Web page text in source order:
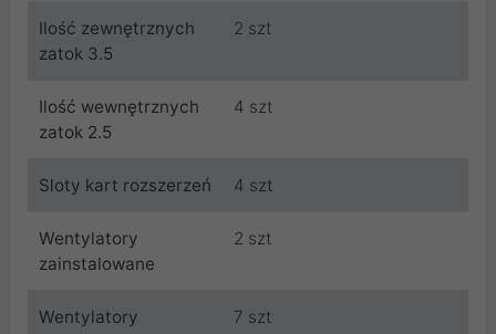
Ilość zewnętrznych
zatok 3.5
2 szt
Ilość wewnętrznych
zatok 2.5
4 szt
Sloty kart rozszerzeń 4 szt
Wentylatory
zainstalowane
2 szt
Wentylatory
7 szt